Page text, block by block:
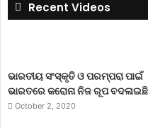
Recent Videos
ଭାରତୀୟ ସଂସ୍କୃତି ଓ ପରମ୍ପରା ପାଇଁ
ଭାରତରେ କରୋନା ନିଜ ରୂପ ବଦଳାଇଛି
October 2, 2020